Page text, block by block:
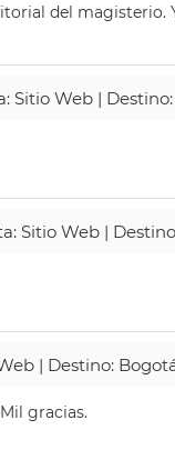
del magisterio.
Sitio Web |
Sitio Web |
| Destino:
gracias.